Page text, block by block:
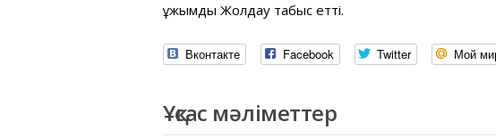
ұжымдық Жолдау табыс етті.
Вконтакте Facebook Twitter Мой
Ұқсас мәліметтер